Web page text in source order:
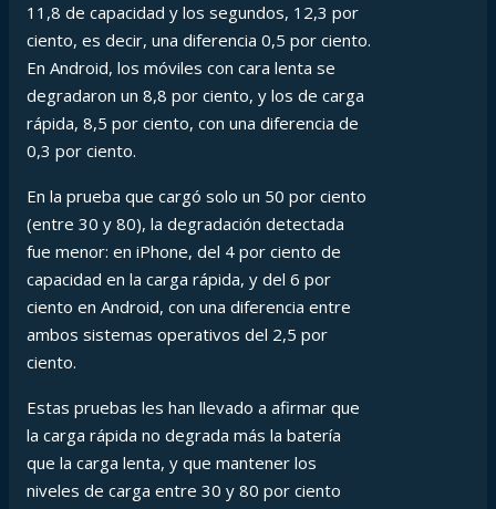
11,8 de capacidad y los segundos, 12,3 por
ciento, es decir, una diferencia 0,5 por ciento.
En Android, los móviles con cara lenta se
degradaron un 8,8 por ciento, y los de carga
rápida, 8,5 por ciento, con una diferencia de
0,3 por ciento.
En la prueba que cargó solo un 50 por ciento
(entre 30 y 80), la degradación detectada
fue menor: en iPhone, del 4 por ciento de
capacidad en la carga rápida, y del 6 por
ciento en Android, con una diferencia entre
ambos sistemas operativos del 2,5 por
ciento.
Estas pruebas les han llevado a afirmar que
la carga rápida no degrada más la batería
que la carga lenta, y que mantener los
niveles de carga entre 30 y 80 por ciento